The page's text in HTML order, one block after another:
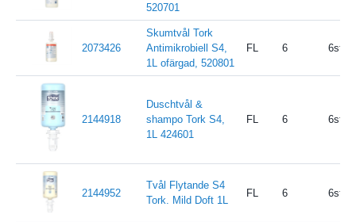
520701
2073426
Skumtvål Tork
Antimikrobiell S4,
1L ofärgad, 520801
FL 6 6st/
2144918
Duschtvål &
shampo Tork S4,
1L 424601
FL 6 6st/
2144952
Tvål Flytande S4
Tork. Mild Doft 1L
FL 6 6st/